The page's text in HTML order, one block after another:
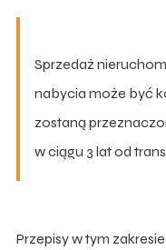
Sprzedaż
nabycia może być
zostaną
w ciągu 3 lat od
Przepisy w tym